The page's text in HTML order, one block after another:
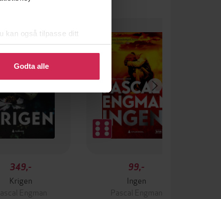
kan også tilpasse ditt
eller endre ditt samtykke.
Godta alle
349,-
Krigen
Engman
99,-
Ingen
Pascal Engman